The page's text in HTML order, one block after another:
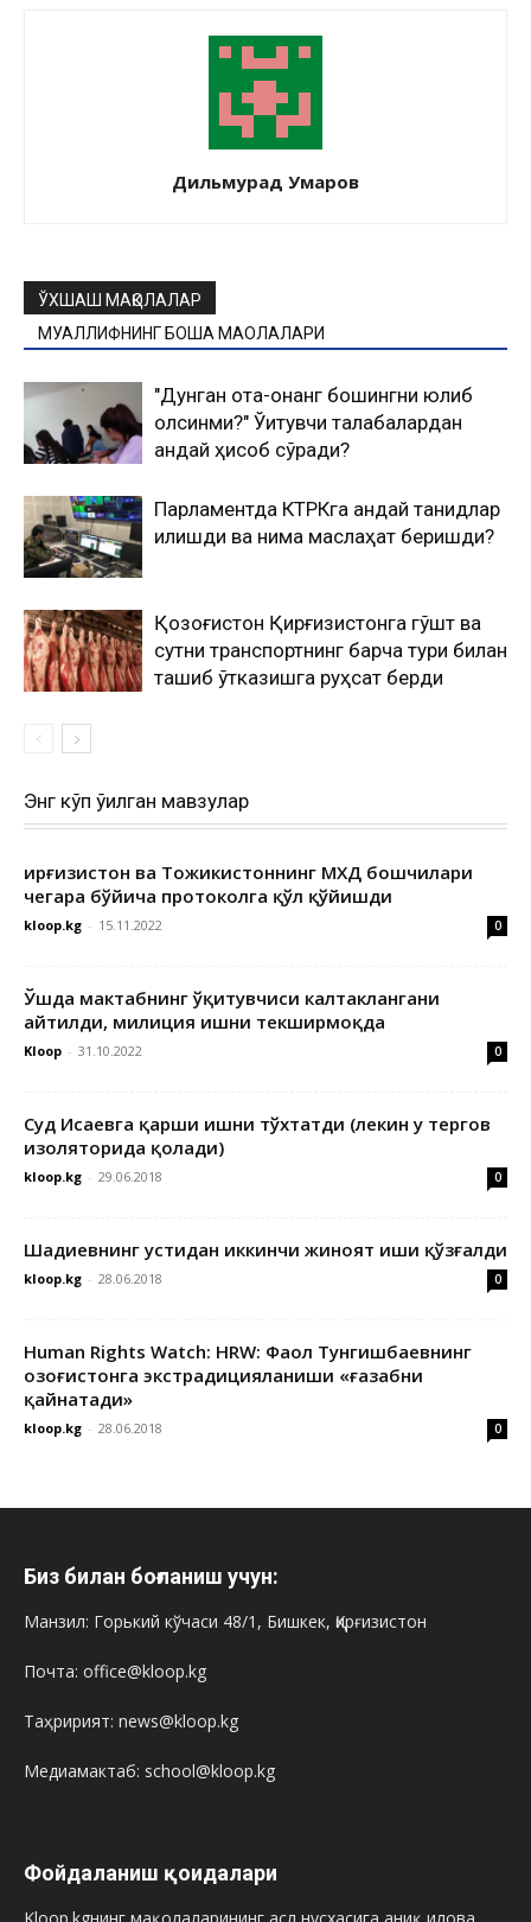
Дильмурад Умаров
ЎХШАШ МАҚОЛАЛАР
МУАЛЛИФНИНГ БОШҚА МАҚОЛАЛАРИ
"Дунган ота-онанг бошингни юлиб
олсинми?" Ўқитувчи талабалардан
қандай ҳисоб сўради?
Парламентда КТРКга қандай танқидлар
қилишди ва нима маслаҳат беришди?
Қозоғистон Қирғизистонга гўшт ва
сутни транспортнинг барча тури билан
ташиб ўтказишга руҳсат берди
Энг кўп ўқилган мавзулар
Қирғизистон ва Тожикистоннинг МХДҚ бошчилари
чегара бўйича протоколга қўл қўйишди
kloop.kg - 15.11.2022 0
Ўшда мактабнинг ўқитувчиси калтаклангани
айтилди, милиция ишни текширмоқда
Kloop - 31.10.2022 0
Суд Исаевга қарши ишни тўхтатди (лекин у тергов
изоляторида қолади)
kloop.kg - 29.06.2018 0
Шадиевнинг устидан иккинчи жиноят иши қўзғалди
kloop.kg - 28.06.2018 0
Human Rights Watch: HRW: Фаол Тунгишбаевнинг
Қозоғистонга экстрадицияланиши «ғазабни
қайнатади»
kloop.kg - 28.06.2018 0
Биз билан боғланиш учун:
Манзил: Горький кўчаси 48/1, Бишкек, Қирғизистон
Почта: office@kloop.kg
Таҳририят: news@kloop.kg
Медиамактаб: school@kloop.kg
Фойдаланиш қоидалари